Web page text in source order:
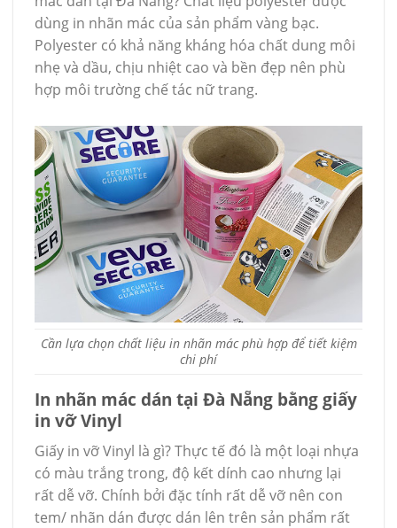
dùng in nhãn mác của sản phẩm vàng bạc.
Polyester có khả năng kháng hóa chất dung môi
nhẹ và dầu, chịu nhiệt cao và bền đẹp nên phù
hợp môi trường chế tác nữ trang.
Cần lựa chọn chất liệu in nhãn mác phù hợp để tiết kiệm
chi phí
In nhãn mác dán tại Đà Nẵng bằng giấy
in vỡ Vinyl
Giấy in vỡ Vinyl là gì? Thực tế đó là một loại nhựa
có màu trắng trong, độ kết dính cao nhưng lại
rất dễ vỡ. Chính bởi đặc tính rất dễ vỡ nên con
tem/ nhãn dán được dán lên trên sản phẩm rất